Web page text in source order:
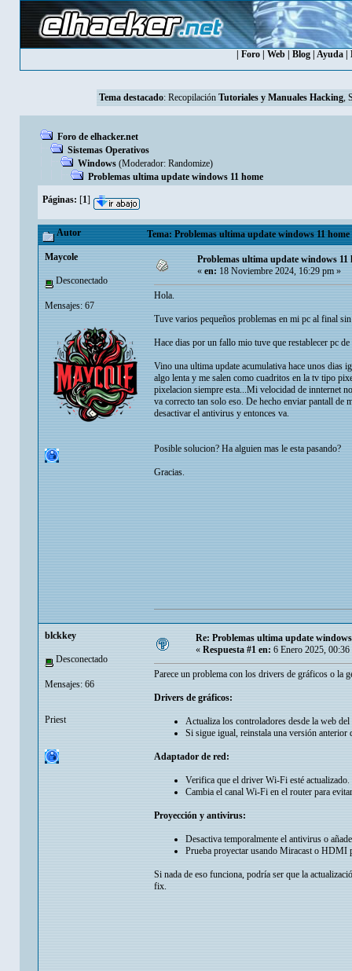
Foro Web Blog Ayuda
Tema destacado: Recopilación Tutoriales y Manuales Hacking,
Foro de elhacker.net
Sistemas Operativos
Windows (Moderador: Randomize)
Problemas ultima update windows 11 home
Páginas: [1]
Autor Tema: Problemas ultima update windows 11 home
Maycole
Desconectado
Mensajes: 67
Problemas ultima update windows 11
«en:18 Noviembre 2024, 16:29 pm »
Hola.
Tuve varios pequeños problemas en mi pc al final
Hace dias por un fallo mio tuve que restablecer pc
Vino una ultima update acumulativa hace unos dias
algo lenta y me salen como cuadritos en la tv tipo
pixelacion siempre esta...Mi velocidad de innternet
va correcto tan solo eso. De hecho enviar pantall de
desactivar el antivirus y entonces va.
Posible solucion? Ha alguien mas le esta pasando?
Gracias.
blckkey
Desconectado
Mensajes: 66
Priest
Re: Problemas ultima update windows
« Respuesta #1 en: 6 Enero 2025, 00:36
Parece un problema con los drivers de gráficos o la
Drivers de gráficos:
Actualiza los controladores desde la web
Si sigue igual, reinstala una versión anterior
Adaptador de red:
Verifica que el driver Wi-Fi esté actualizado.
Cambia el canal Wi-Fi en el router para
Proyección y antivirus:
Desactiva temporalmente el antivirus o
Prueba proyectar usando Miracast o HDMI
Si nada de eso funciona, podría ser que la
fix.